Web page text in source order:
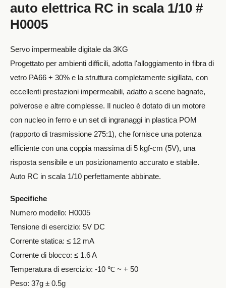
auto elettrica RC in scala 1/10 #
H0005
Servo impermeabile digitale da 3KG
Progettato per ambienti difficili, adotta l'alloggiamento in fibra di
vetro PA66 + 30% e la struttura completamente sigillata, con
eccellenti prestazioni impermeabili, adatto a scene bagnate,
polverose e altre complesse. Il nucleo è dotato di un motore
con nucleo in ferro e un set di ingranaggi in plastica POM
(rapporto di trasmissione 275:1), che fornisce una potenza
efficiente con una coppia massima di 5 kgf-cm (5V), una
risposta sensibile e un posizionamento accurato e stabile.
Auto RC in scala 1/10 perfettamente abbinate.
Specifiche
Numero modello: H0005
Tensione di esercizio: 5V DC
Corrente statica: ≤ 12 mA
Corrente di blocco: ≤ 1.6 A
Temperatura di esercizio: -10 ℃ ~ + 50
Peso: 37g ± 0.5g